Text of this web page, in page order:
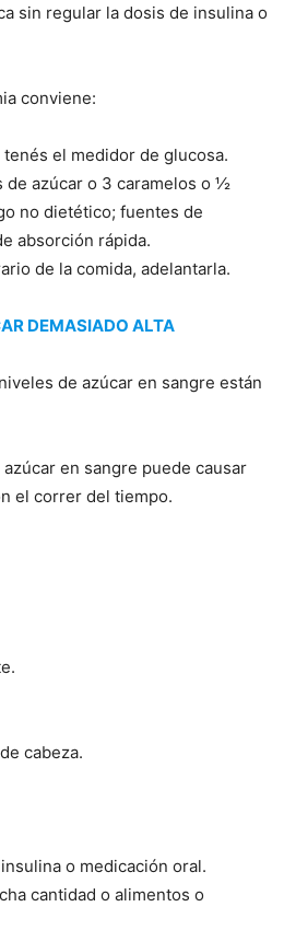
sin regular la dosis de insulina o
conviene:
el medidor de glucosa.
de azúcar o 3 caramelos o ½
no dietético; fuentes de
absorción rápida.
de la comida, adelantarla.
DEMASIADO ALTA
de azúcar en sangre están
en sangre puede causar
el correr del tiempo.
cabeza.
o medicación oral.
cantidad o alimentos o